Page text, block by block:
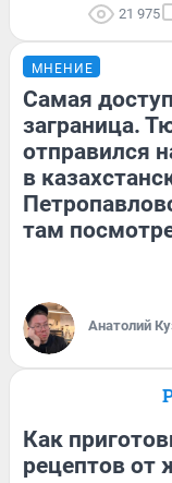
21 975
МНЕНИЕ
Самая
заграница.
отправился
в
там
Анатолий
Как
рецептов от